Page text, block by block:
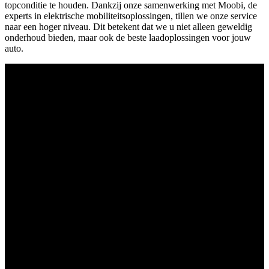
topconditie te houden. Dankzij onze samenwerking met Moobi, de
experts in elektrische mobiliteitsoplossingen, tillen we onze service
naar een hoger niveau. Dit betekent dat we u niet alleen geweldig
onderhoud bieden, maar ook de beste laadoplossingen voor jouw
auto.